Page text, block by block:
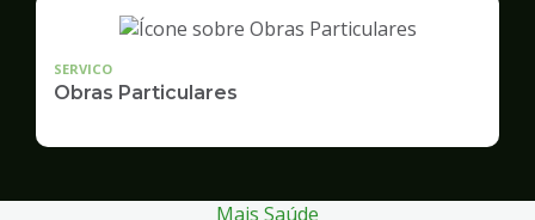
SERVICO
Obras Particulares
Mais Saúde